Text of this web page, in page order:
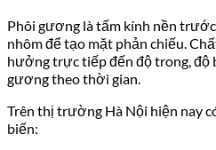
Phôi gương là tấm kính nền
nhôm để tạo mặt phản chiếu.
hưởng trực tiếp đến độ trong, độ
gương theo thời gian.
Trên thị trường Hà Nội hiện nay
biến: